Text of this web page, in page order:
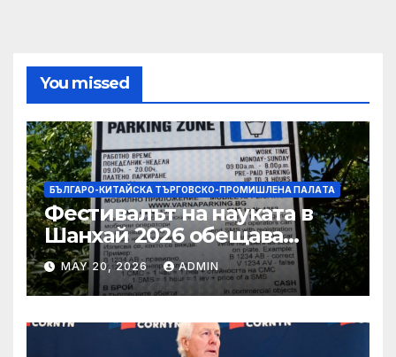
You missed
БЪЛГАРО-КИТАЙСКА ТЪРГОВСКО-ПРОМИШЛЕНА ПАЛAТА
Фестивалът на науката в
Шанхай 2026 обещава
вълнуващи научно-
технологични иновации
MAY 20, 2026 ADMIN